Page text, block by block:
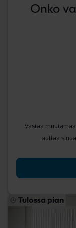
Onko
Vastaa
auttaa
Tulossa pian